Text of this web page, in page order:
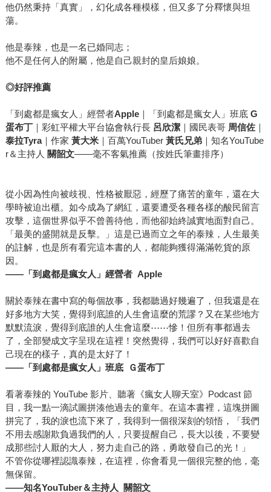
他仍然秉持「真實」，幻化成各種模樣，但又多了分釋懷與坦
蕩。
他是泰辣，也是一名已婚同志；
他不是任何人的附屬，他是自己親封的皇后娘娘。
◎好評推薦
「到處都是瘋女人」經營者Apple｜「到處都是瘋女人」班底 G
蛋布丁｜彩虹平權大平台協會執行長呂欣潔｜國民表哥 周信佐｜
泰拉Tyra｜作家 黃大米｜百萬YouTuber 黃氏兄弟｜知名YouTube
r＆主持人 關韶文——毫不客氣推薦（按姓氏筆畫排序）
從小因為性向被歧視、性格被厭惡，經歷了痛苦的童年，還在大
學時被迫出櫃。如今成為了網紅，還要遭受各種各樣的酸民留言
攻擊，這個世界似乎不曾善待他，而他卻始終誠實地面對自己。
「最美的盛開就是反擊。」這是已過而立之年的泰辣，人生最美
的註解，也是所有看完這本書的人，都能夠獲得滿滿乾貨的原
因。
——「到處都是瘋女人」經營者 Apple
關於泰辣在書中寫的每個故事，我都聽過好幾遍了，但我還是在
好多地方大笑，覺得到底誰的人生會這麼的荒謬？又在某些地方
默默流淚，覺得到底誰的人生會這麼⋯⋯慘！但所有事都過去
了，全部變成文字呈現在這裡！突然覺得，我們可以好好喜歡自
己現在的樣子，真的是太好了！
——「到處都是瘋女人」班底 Ｇ蛋布丁
看著泰辣的 YouTube 影片、聽著《瘋女人聊天室》Podcast 節
目，我一點一滴試圖拼湊他過去的童年。在這本書裡，這塊拼圖
拼完了，我的淚也流下來了，我得到一個很深刻的領悟，「我們
不用去感謝欺負過我們的人，只要提醒自己，長大以後，不要變
成那些討人厭的大人，努力走自己的路，勇敢發自己的光！」
不管你從哪裡認識泰辣，在這裡，你會看見一個很完整的他，毫
無保留。
——知名YouTuber＆主持人 關韶文